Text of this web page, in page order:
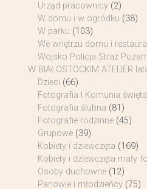
Urząd pracownicy (2)
W domu i w ogródku (38)
W parku (103)
We wnętrzu domu i
Wojsko Policja Straż
W BIAŁOSTOCKIM ATELIER
Dzieci (66)
Fotografia I Komunia święta
Fotografia ślubna (81)
Fotografie rodzinne (45)
Grupowe (39)
Kobiety i dziewczęta (169)
Kobiety i dziewczęta mały
Osoby duchowne (12)
Panowie i młodzieńcy (75)